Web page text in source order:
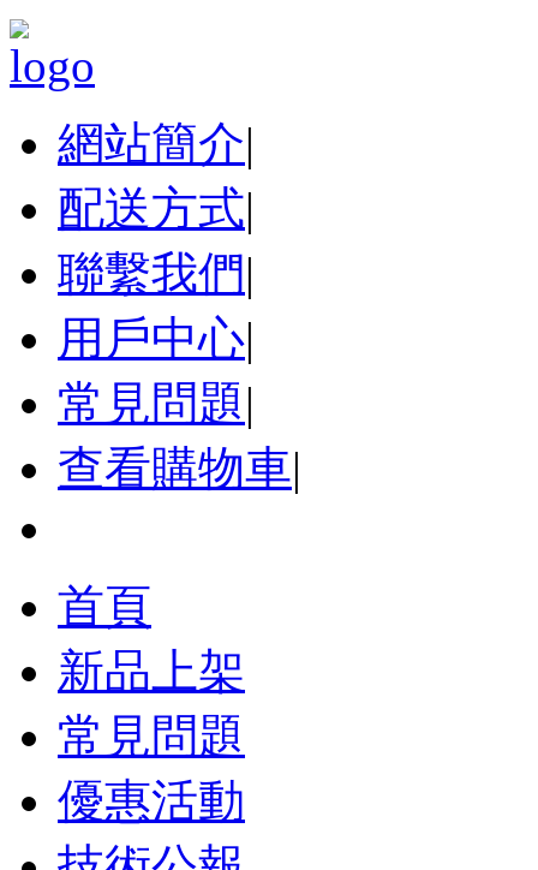
網站簡介|
配送方式|
聯繫我們|
用戶中心|
常見問題|
查看購物車|
首頁
新品上架
常見問題
優惠活動